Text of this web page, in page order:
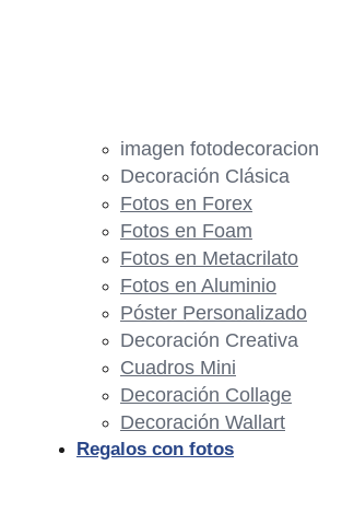
imagen fotodecoracion
Decoración Clásica
Fotos en Forex
Fotos en Foam
Fotos en Metacrilato
Fotos en Aluminio
Póster Personalizado
Decoración Creativa
Cuadros Mini
Decoración Collage
Decoración Wallart
Regalos con fotos